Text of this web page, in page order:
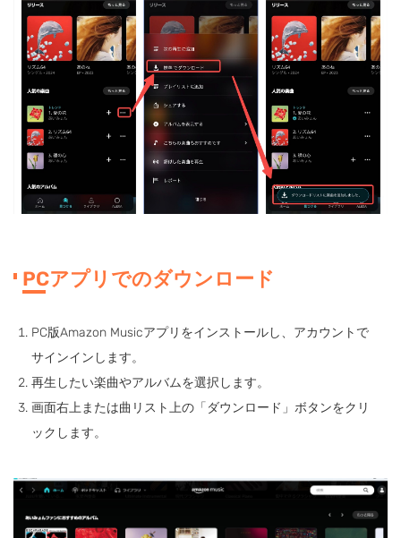
PCアプリでのダウンロード
PC版Amazon Musicアプリをインストールし、アカウントで
サインインします。
再生したい楽曲やアルバムを選択します。
画面右上または曲リスト上の「ダウンロード」ボタンをクリ
ックします。